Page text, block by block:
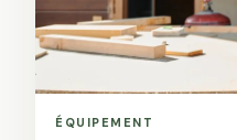
ÉQUIPEMENT